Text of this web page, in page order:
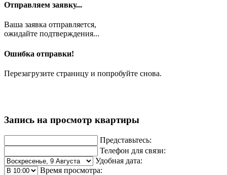
Отправляем заявку...
Ваша заявка отправляется,
ожидайте подтверждения...
Ошибка отправки!
Перезагрузите страницу и попробуйте снова.
Запись на просмотр квартиры
Представьтесь:
Телефон для связи:
Удобная дата:
Время просмотра: